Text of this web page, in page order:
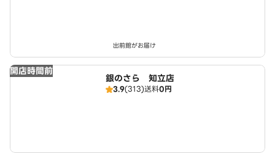
出前館がお届け
開店時間前
銀のさら 知立店
3.9(313)送料0円